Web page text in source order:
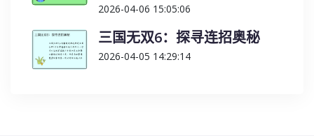
2026-04-06 15:05:06
三国无双6：探寻连招奥秘
2026-04-05 14:29:14